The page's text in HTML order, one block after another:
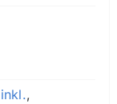
der
og
,